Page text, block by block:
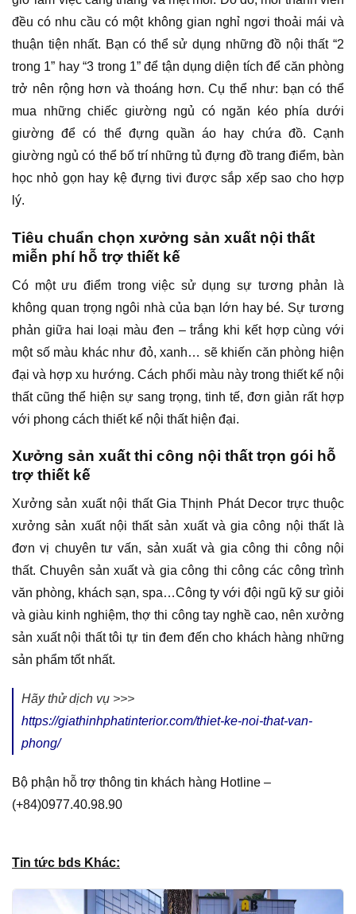
đều có nhu cầu có một không gian nghỉ ngơi thoải mái và
thuận tiện nhất. Bạn có thể sử dụng những đồ nội thất “2
trong 1” hay “3 trong 1” để tận dụng diện tích để căn phòng
trở nên rộng hơn và thoáng hơn. Cụ thể như: bạn có thể
mua những chiếc giường ngủ có ngăn kéo phía dưới
giường để có thể đựng quần áo hay chứa đồ. Cạnh
giường ngủ có thể bố trí những tủ đựng đồ trang điểm, bàn
học nhỏ gọn hay kệ đựng tivi được sắp xếp sao cho hợp
lý.
Tiêu chuẩn chọn xưởng sản xuất nội thất
miễn phí hỗ trợ thiết kế
Có một ưu điểm trong việc sử dụng sự tương phản là
không quan trọng ngôi nhà của bạn lớn hay bé. Sự tương
phản giữa hai loại màu đen – trắng khi kết hợp cùng với
một số màu khác như đỏ, xanh… sẽ khiến căn phòng hiện
đại và hợp xu hướng. Cách phối màu này trong thiết kế nội
thất cũng thể hiện sự sang trọng, tinh tế, đơn giản rất hợp
với phong cách thiết kế nội thất hiện đại.
Xưởng sản xuất thi công nội thất trọn gói hỗ
trợ thiết kế
Xưởng sản xuất nội thất Gia Thịnh Phát Decor trực thuộc
xưởng sản xuất nội thất sản xuất và gia công nội thất là
đơn vị chuyên tư vấn, sản xuất và gia công thi công nội
thất. Chuyên sản xuất và gia công thi công các công trình
văn phòng, khách sạn, spa…Công ty với đội ngũ kỹ sư giỏi
và giàu kinh nghiệm, thợ thi công tay nghề cao, nên xưởng
sản xuất nội thất tôi tự tin đem đến cho khách hàng những
sản phẩm tốt nhất.
Hãy thử dịch vụ >>>
https://giathinhphatinterior.com/thiet-ke-noi-that-van-
phong/
Bộ phận hỗ trợ thông tin khách hàng Hotline –
(+84)0977.40.98.90
Tin tức bds Khác: